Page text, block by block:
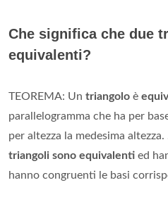
Che significa che due
equivalenti?
TEOREMA: Un triangolo è
parallelogramma che ha per
per altezza la medesima altezza.
triangoli sono equivalenti ed
hanno congruenti le basi